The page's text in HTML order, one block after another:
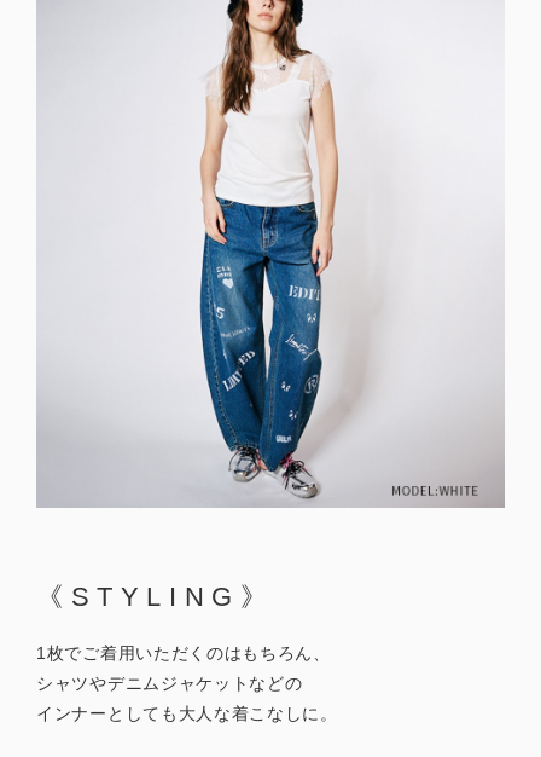
《STYLING》
1枚でご着用いただくのはもちろん、
シャツやデニムジャケットなどの
インナーとしても大人な着こなしに。